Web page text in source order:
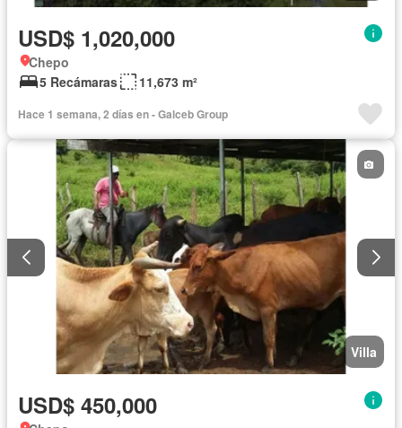
USD$ 1,020,000
Chepo
5 Recámaras
11,673 m²
Hace 1 semana, 2 días en - Galceb Group
Villa
USD$ 450,000